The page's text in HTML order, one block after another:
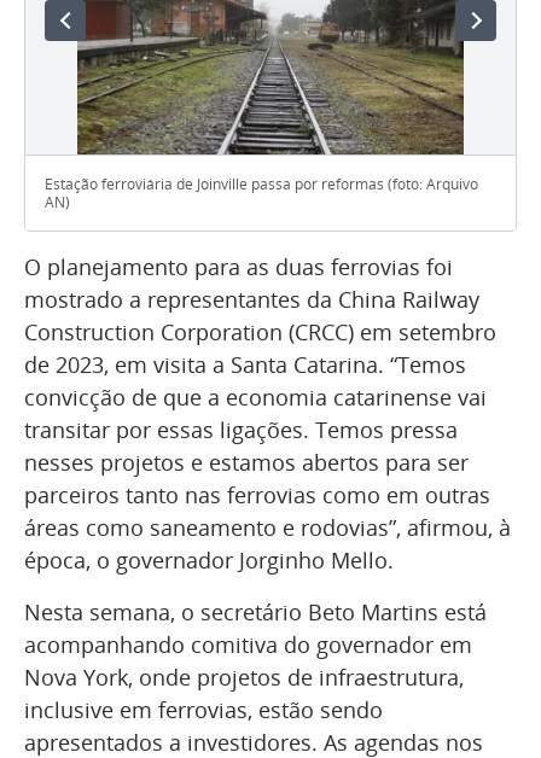
Estação ferroviária de Joinville passa por reformas (foto: Arquivo
AN)
O planejamento para as duas ferrovias foi
mostrado a representantes da China Railway
Construction Corporation (CRCC) em setembro
de 2023, em visita a Santa Catarina. “Temos
convicção de que a economia catarinense vai
transitar por essas ligações. Temos pressa
nesses projetos e estamos abertos para ser
parceiros tanto nas ferrovias como em outras
áreas como saneamento e rodovias”, afirmou, à
época, o governador Jorginho Mello.
Nesta semana, o secretário Beto Martins está
acompanhando comitiva do governador em
Nova York, onde projetos de infraestrutura,
inclusive em ferrovias, estão sendo
apresentados a investidores. As agendas nos